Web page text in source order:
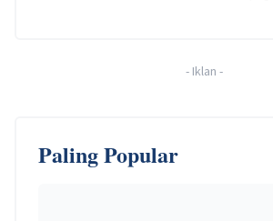
- Iklan -
Paling Popular